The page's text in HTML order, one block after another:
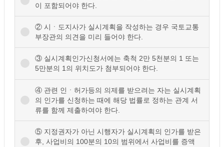
이 포함되어야 한다.
② 시ㆍ도지사가 실시계획을 작성하는 경우 국토교통
부장관의 의견을 미리 들어야 한다.
③ 실시계획인가신청서에는 축척 2만 5천분의 1 또는
5만분의 1의 위치도가 첨부되어야 한다.
④ 관련 인ㆍ허가등의 의제를 받으려는 자는 실시계획
의 인가를 신청하는 때에 해당 법률로 정하는 관계 서
류를 함께 제출하여야 한다.
⑤ 지정권자가 아닌 시행자가 실시계획의 인가를 받은
후, 사업비의 100분의 10의 범위에서 사업비를 증액